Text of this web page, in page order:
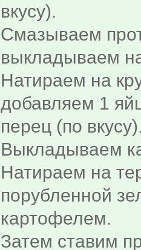
вкусу).
Смазываем
выкладываем
Натираем на
добавляем 1
перец (по
Выкладываем
Натираем на
порубленной
картофелем.
Затем ставим